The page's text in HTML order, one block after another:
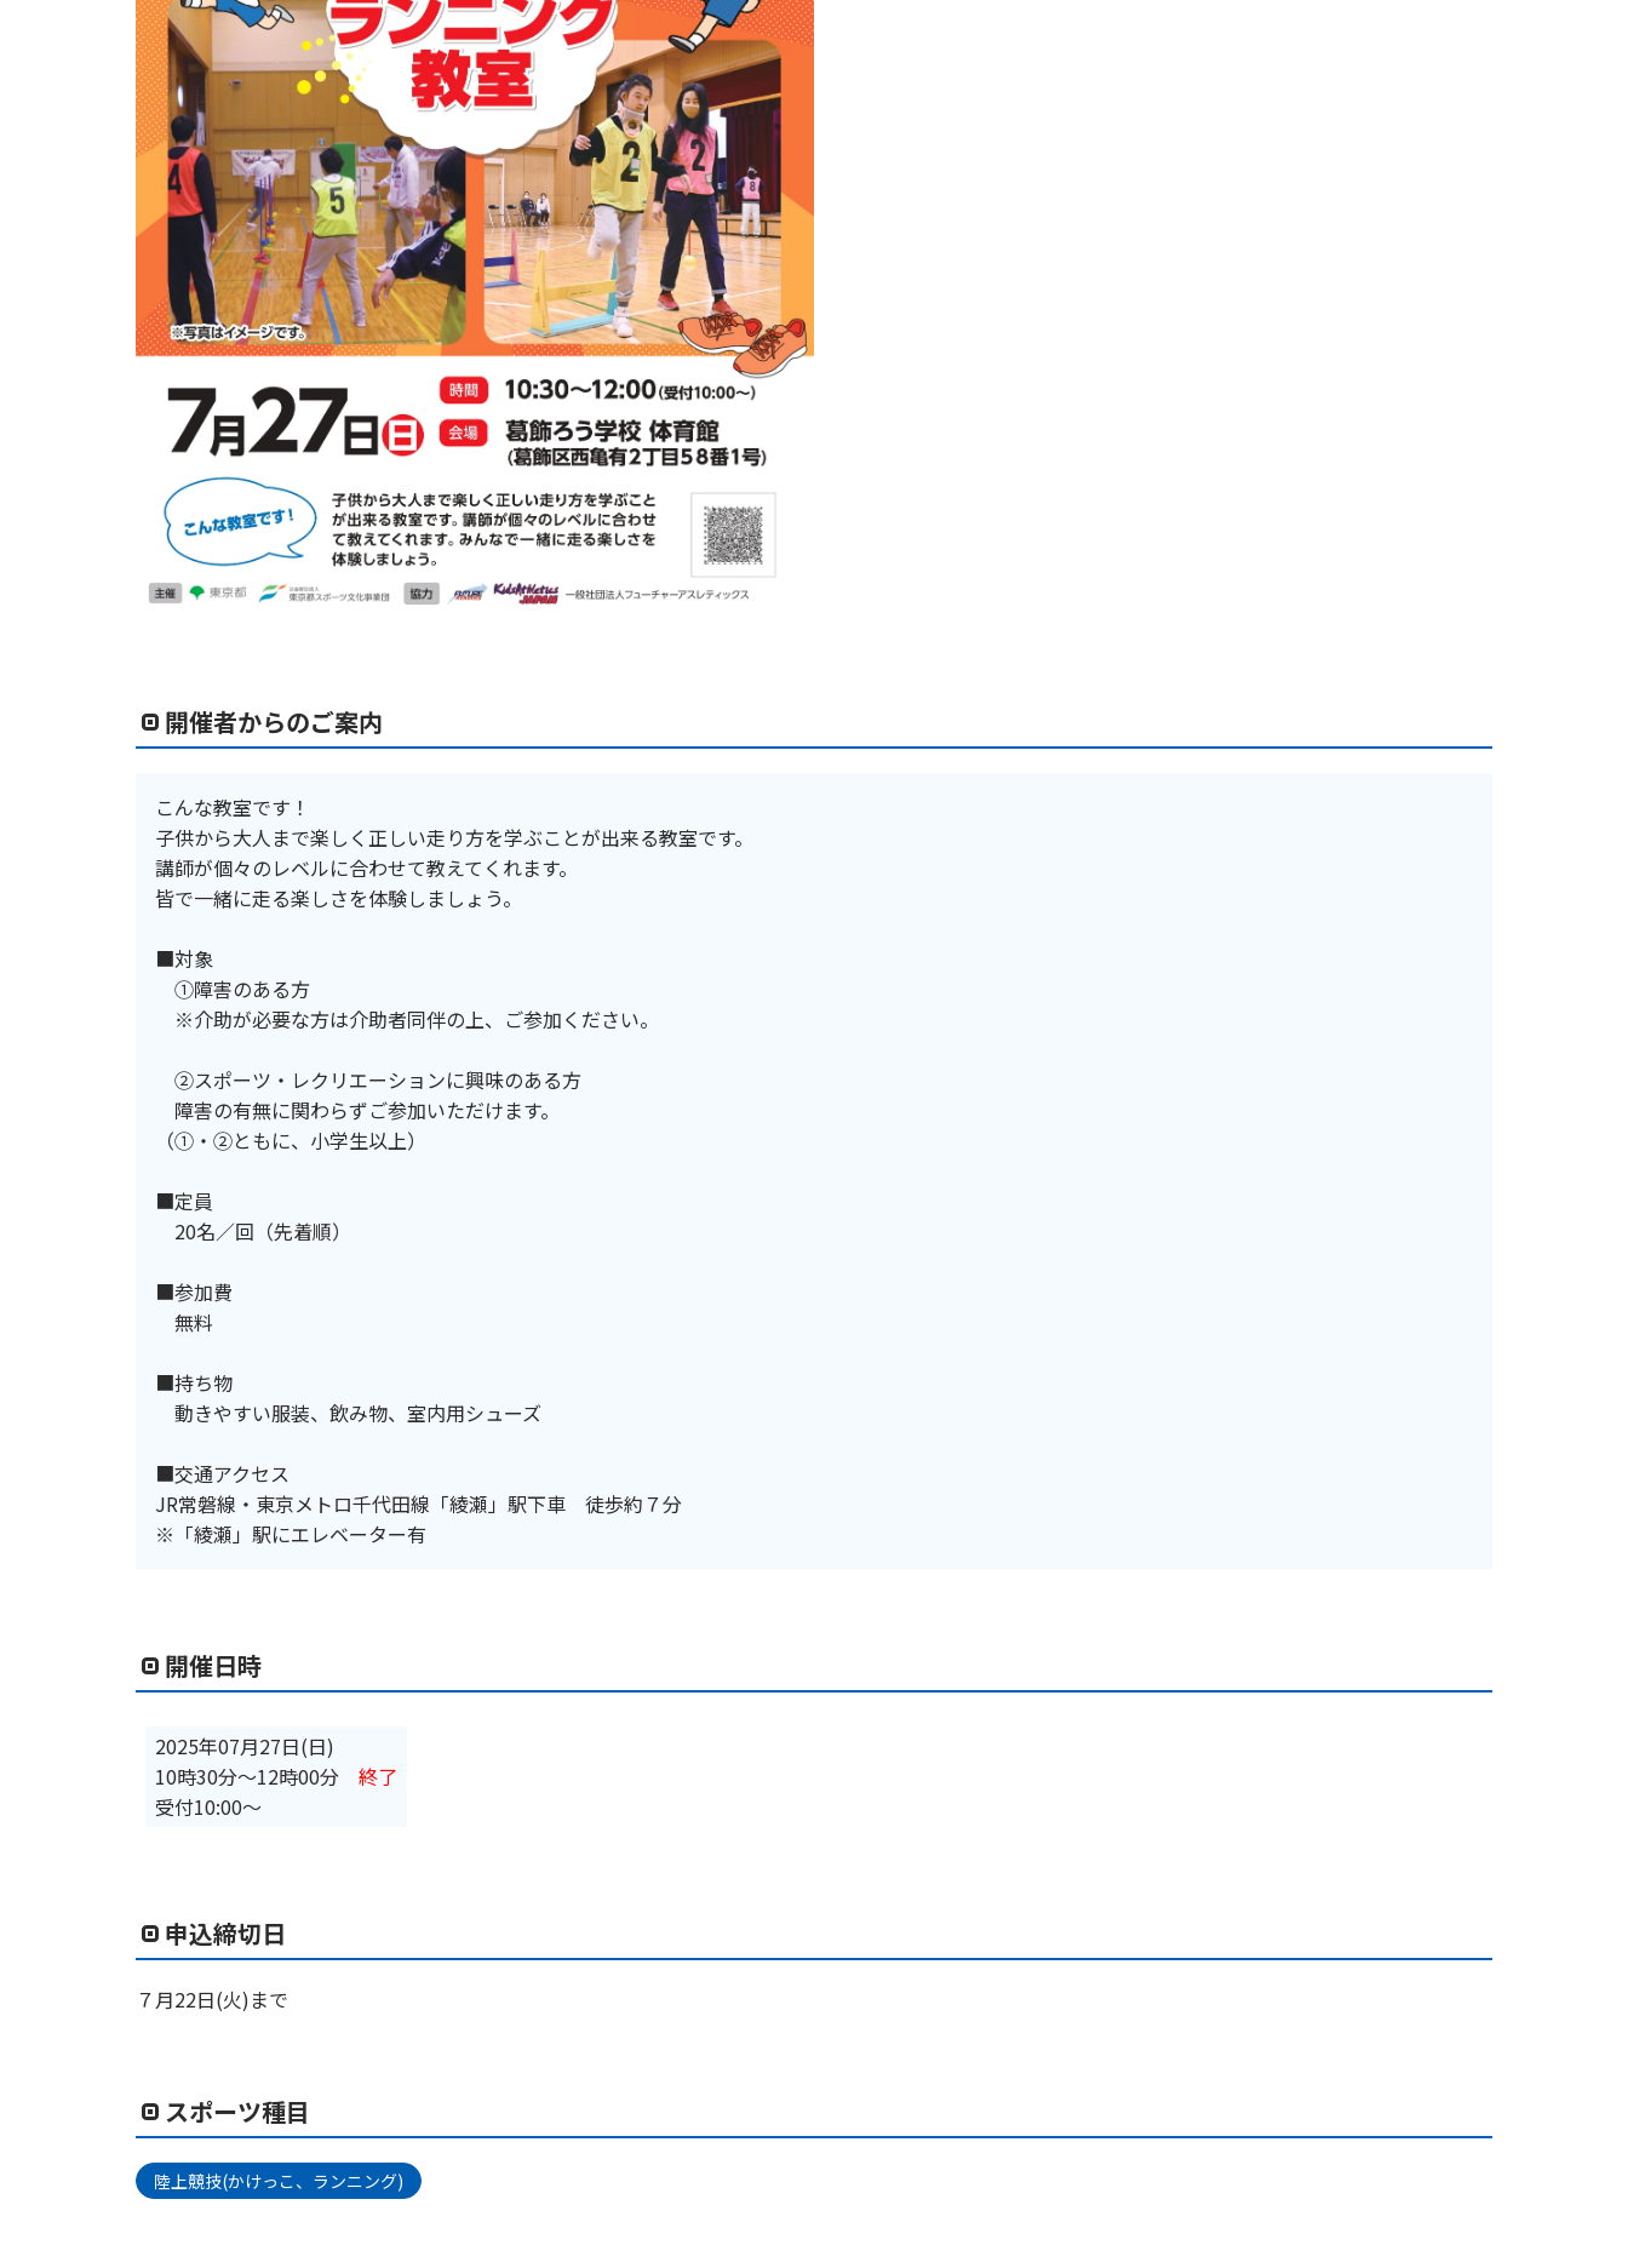
開催者からのご案内
こんな教室です！
子供から大人まで楽しく正しい走り方を学ぶことが出来る教室です。
講師が個々のレベルに合わせて教えてくれます。
皆で一緒に走る楽しさを体験しましょう。
■対象
①障害のある方
※介助が必要な方は介助者同伴の上、ご参加ください。
②スポーツ・レクリエーションに興味のある方
障害の有無に関わらずご参加いただけます。
（①・②ともに、小学生以上）
■定員
20名／回（先着順）
■参加費
無料
■持ち物
動きやすい服装、飲み物、室内用シューズ
■交通アクセス
JR常磐線・東京メトロ千代田線「綾瀬」駅下車 徒歩約７分
※「綾瀬」駅にエレベーター有
開催日時
2025年07月27日(日)
10時30分〜12時00分
受付10:00～
終了
申込締切日
７月22日(火)まで
スポーツ種目
陸上競技(かけっこ、ランニング)